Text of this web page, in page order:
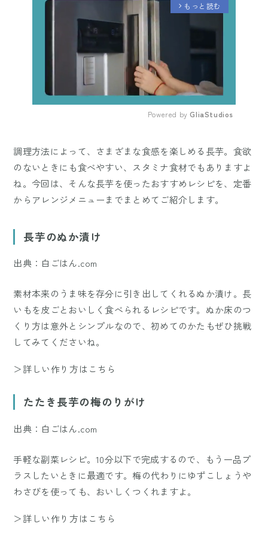
arrow_forward_ios もっと読む
Powered by GliaStudios
調理方法によって、さまざまな食感を楽しめる長芋。食欲
のないときにも食べやすい、スタミナ食材でもありますよ
ね。今回は、そんな長芋を使ったおすすめレシピを、定番
からアレンジメニューまでまとめてご紹介します。
長芋のぬか漬け
出典：白ごはん.com
素材本来のうま味を存分に引き出してくれるぬか漬け。長
いもを皮ごとおいしく食べられるレシピです。ぬか床のつ
くり方は意外とシンプルなので、初めてのかたもぜひ挑戦
してみてくださいね。
＞詳しい作り方はこちら
たたき長芋の梅のりがけ
出典：白ごはん.com
手軽な副菜レシピ。10分以下で完成するので、もう一品プ
ラスしたいときに最適です。梅の代わりにゆずこしょうや
わさびを使っても、おいしくつくれますよ。
＞詳しい作り方はこちら